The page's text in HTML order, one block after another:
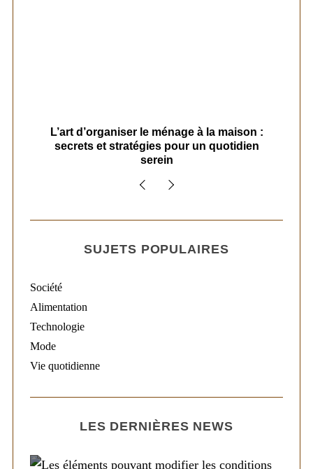
L’art d’organiser le ménage à la maison :
secrets et stratégies pour un quotidien
serein
SUJETS POPULAIRES
Société
Alimentation
Technologie
Mode
Vie quotidienne
LES DERNIÈRES NEWS